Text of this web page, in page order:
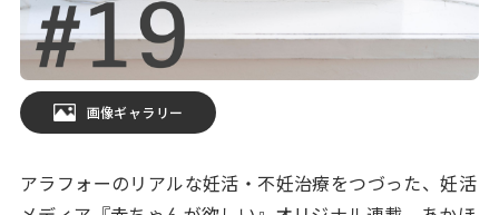
画像ギャラリー
アラフォーのリアルな妊活・不妊治療をつづった、妊活